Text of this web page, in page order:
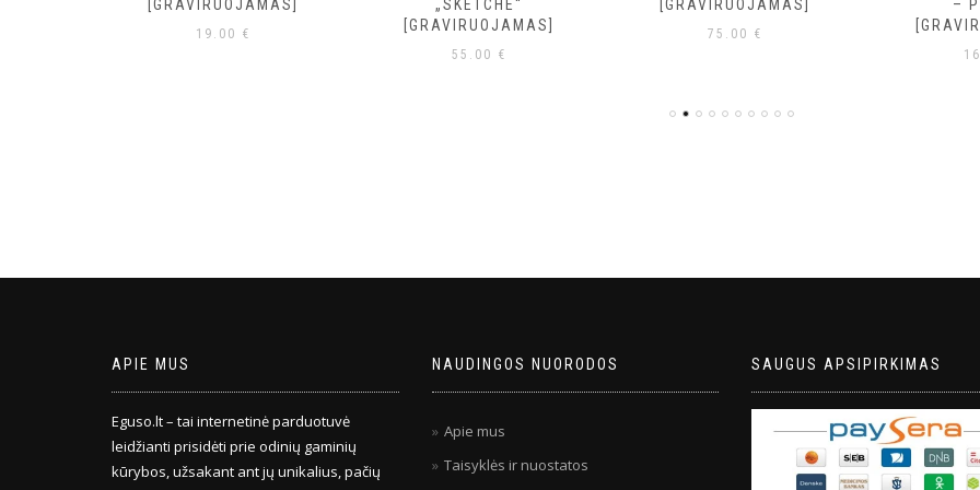
[GRAVIRUOJAMAS]
19.00 €
„SKETCHE“
[GRAVIRUOJAMAS]
55.00 €
[GRAVIRUOJAMAS]
75.00 €
–
APIE MUS
Eguso.lt – tai internetinė parduotuvė
leidžianti prisidėti prie odinių gaminių
kūrybos, užsakant ant jų unikalius, pačių
NAUDINGOS NUORODOS
Apie mus
Taisyklės ir nuostatos
SAUGUS APSIPIRKIMAS